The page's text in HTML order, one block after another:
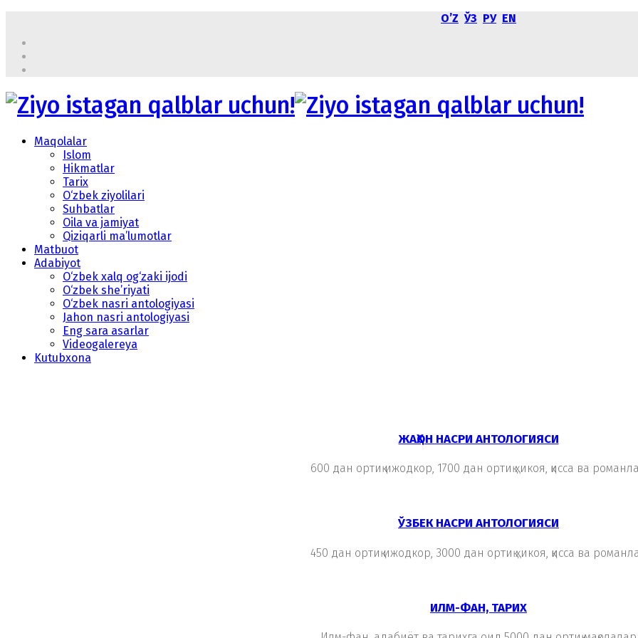
OʼZ ЎЗ РУ EN
Maqolalar
Islom
Hikmatlar
Tarix
O‘zbek ziyolilari
Suhbatlar
Oila va jamiyat
Qiziqarli ma’lumotlar
Matbuot
Adabiyot
O‘zbek xalq og‘zaki ijodi
O‘zbek she’riyati
O‘zbek nasri antologiyasi
Jahon nasri antologiyasi
Eng sara asarlar
Videogalereya
Kutubxona
ЖАҲОН НАСРИ АНТОЛОГИЯСИ
600 дан ортиқ ижодкор, 1700 дан ортиқ ҳикоя, қисса ва
ЎЗБЕК НАСРИ АНТОЛОГИЯСИ
450 дан ортиқ ижодкор, 3000 дан ортиқ ҳикоя, қисса ва
ИЛМ-ФАН, ТАРИХ